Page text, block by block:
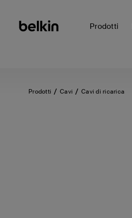
Prodotti
Prodotti Cavi Cavi di ricarica